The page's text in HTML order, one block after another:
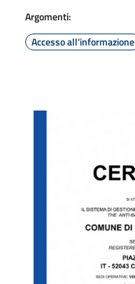
Argomenti:
Accesso all'informazione